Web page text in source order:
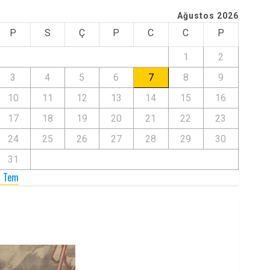
Ağustos 2026
P S Ç P C C P
1
2
3
4 5 6 7 8
9
10
11 12 13 14 15
16
17
18 19 20 21 22
23
24
25 26 27 28 29
30
31